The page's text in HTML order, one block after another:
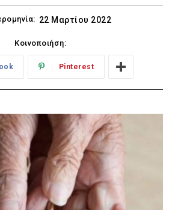
22 Μαρτίου 2022
Κοινοποιήση:
Pinterest